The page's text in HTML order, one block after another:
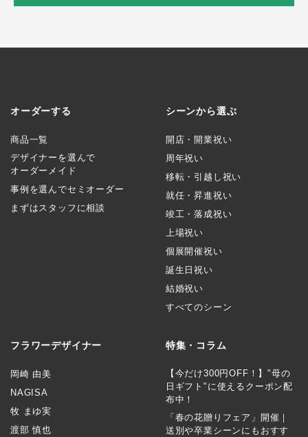
オーダーする
商品一覧
デザイナーを選んで
オーダーメイド
事例を選んでセミオーダー
まずはスタッフに相談
シーンから選ぶ
開店・開業祝い
周年祝い
移転・引越し祝い
就任・昇進祝い
竣工・落成祝い
上場祝い
個展開催祝い
誕生日祝い
結婚祝い
すべてのシーン
フラワーデザイナー
岡崎 由美
NAGISA
牧 まゆ実
渡部 慎也
特集・コラム
【今だけ300円OFF！】"母の
日ギフト"に使えるクーポン配
布中！
「春の花贈りフェア」開催｜
送別や卒業シーンにもおすす